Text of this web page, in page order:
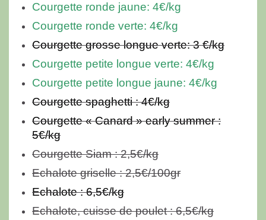
Courgette ronde jaune: 4€/kg
Courgette ronde verte: 4€/kg
Courgette grosse longue verte: 3 €/kg
Courgette petite longue verte: 4€/kg
Courgette petite longue jaune: 4€/kg
Courgette spaghetti : 4€/kg
Courgette « Canard » early summer :
5€/kg
Courgette Siam :2,5€/kg
Echalote griselle : 2,5€/100gr
Echalote : 6,5€/kg
Echalote, cuisse de poulet : 6,5€/kg